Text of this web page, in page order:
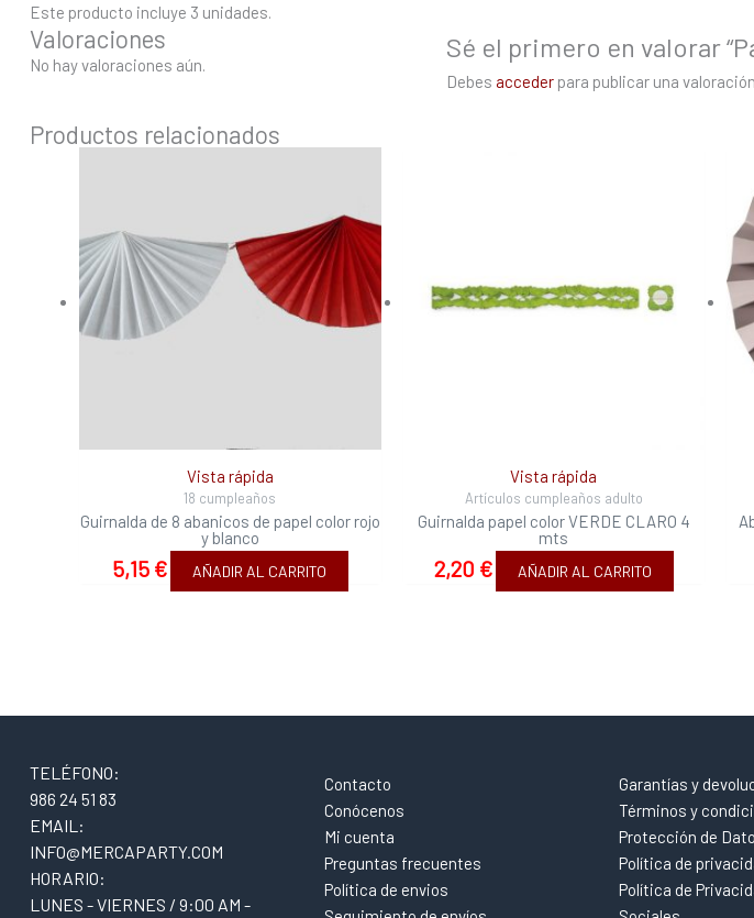
Este producto incluye 3 unidades.
Valoraciones
No hay valoraciones aún.
Sé el primero en valorar
Debes acceder para publicar una
Productos relacionados
Vista rápida
18 cumpleaños
Guirnalda de 8 abanicos de papel color rojo
y blanco
5,15 € AÑADIR AL CARRITO
Vista rápida
Artículos cumpleaños adulto
Guirnalda papel color VERDE CLARO 4
mts
2,20 € AÑADIR AL CARRITO
TELÉFONO:
986 24 51 83
EMAIL:
INFO@MERCAPARTY.COM
HORARIO:
LUNES - VIERNES / 9:00 AM -
Contacto
Conócenos
Mi cuenta
Preguntas frecuentes
Política de envios
Garantías y
Términos y
Protección de
Política de
Política de